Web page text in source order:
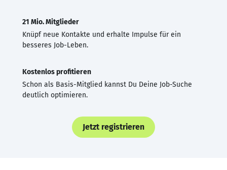
21 Mio. Mitglieder
Knüpf neue Kontakte und erhalte Impulse für ein
besseres Job-Leben.
Kostenlos profitieren
Schon als Basis-Mitglied kannst Du Deine Job-Suche
deutlich optimieren.
Jetzt registrieren